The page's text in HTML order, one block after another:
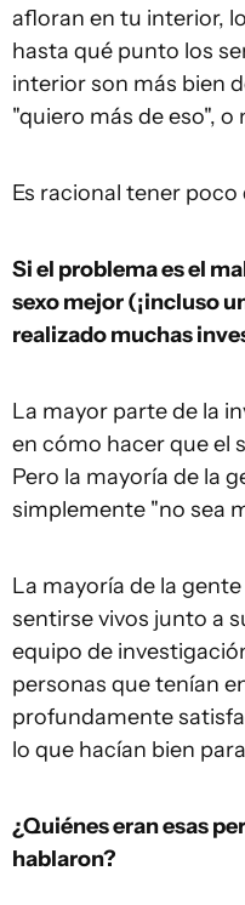
afloran en tu interior,
hasta qué punto los
interior son más bien
"quiero más de eso", o
Es racional tener poco
Si el problema es el
sexo mejor (¡incluso
realizado muchas
La mayor parte de la
en cómo hacer que el
Pero la mayoría de la
simplemente "no sea
La mayoría de la
sentirse vivos junto a
equipo de
personas que tenían
profundamente
lo que hacían bien
¿Quiénes eran esas
hablaron?